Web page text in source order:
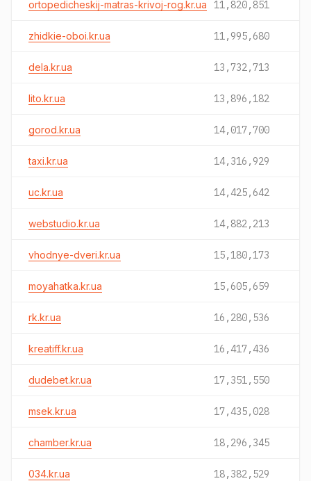
ortopedicheskij-matras-krivoj-rog.kr.ua 11,820,851
zhidkie-oboi.kr.ua 11,995,680
dela.kr.ua 13,732,713
lito.kr.ua 13,896,182
gorod.kr.ua 14,017,700
taxi.kr.ua 14,316,929
uc.kr.ua 14,425,642
webstudio.kr.ua 14,882,213
vhodnye-dveri.kr.ua 15,180,173
moyahatka.kr.ua 15,605,659
rk.kr.ua 16,280,536
kreatiff.kr.ua 16,417,436
dudebet.kr.ua 17,351,550
msek.kr.ua 17,435,028
chamber.kr.ua 18,296,345
034.kr.ua 18,382,529